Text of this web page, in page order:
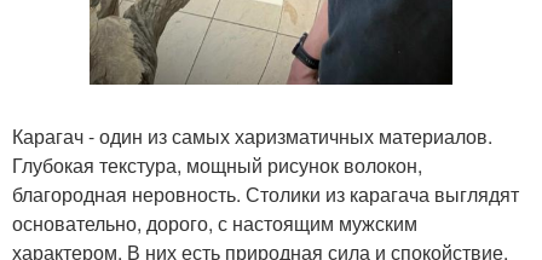
Карагач - один из самых харизматичных материалов.
Глубокая текстура, мощный рисунок волокон,
благородная неровность. Столики из карагача выглядят
основательно, дорого, с настоящим мужским
характером. В них есть природная сила и спокойствие.